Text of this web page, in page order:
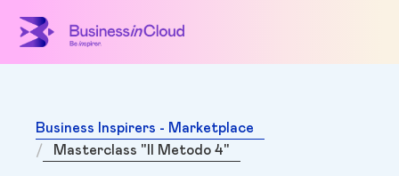
Business Inspirers - Marketplace
Masterclass "Il Metodo 4"